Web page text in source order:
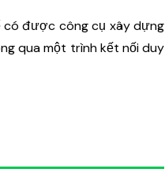
có được công cụ xây dựng
qua một trình kết nối duy